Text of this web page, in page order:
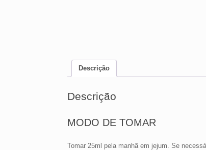
Descrição
Descrição
MODO DE TOMAR
Tomar 25ml pela manhã em jejum. Se